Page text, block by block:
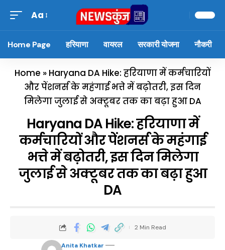
Aa
Home Page हरियाणा वायरल सरकारी योजना नौकरी
Home » Haryana DA Hike: हरियाणा में कर्मचारियों
और पेंशनर्स के महंगाई भत्ते में बढ़ोतरी, इस दिन
मिलेगा जुलाई से अक्टूबर तक का बढ़ा हुआ DA
Haryana DA Hike: हरियाणा में
कर्मचारियों और पेंशनर्स के महंगाई
भत्ते में बढ़ोतरी, इस दिन मिलेगा
जुलाई से अक्टूबर तक का बढ़ा हुआ
DA
Anita Khatkar
2 Min Read